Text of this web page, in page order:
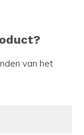
van het